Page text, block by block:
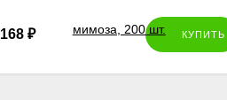
168 ₽ КУПИТЬ